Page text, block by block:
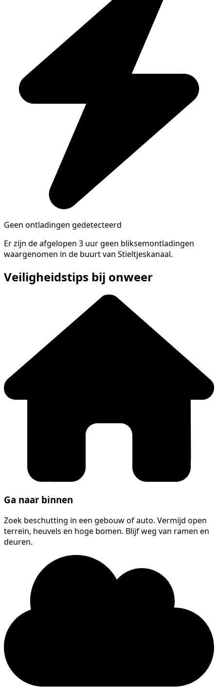
Geen ontladingen gedetecteerd
Er zijn de afgelopen 3 uur geen bliksemontladingen
waargenomen in de buurt van Stieltjeskanaal.
Veiligheidstips bij onweer
Ga naar binnen
Zoek beschutting in een gebouw of auto. Vermijd open
terrein, heuvels en hoge bomen. Blijf weg van ramen en
deuren.